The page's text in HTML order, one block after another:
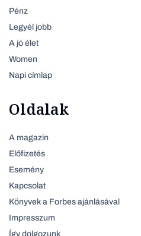
Pénz
Legyél jobb
A jó élet
Women
Napi címlap
Oldalak
A magazin
Előfizetés
Esemény
Kapcsolat
Könyvek a Forbes ajánlásával
Impresszum
Így dolgozunk